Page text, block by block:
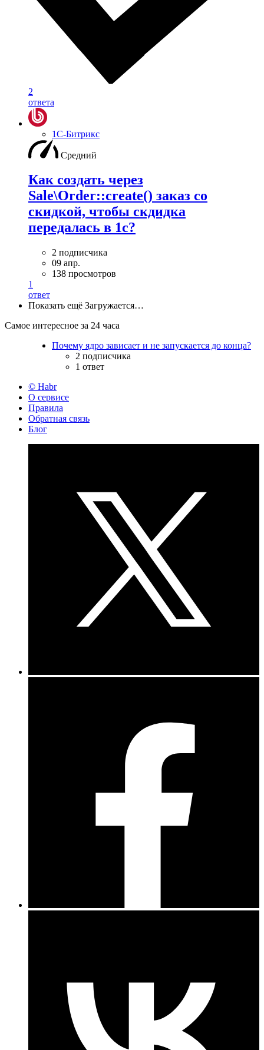
2
ответа
1С-Битрикс
Средний
Как создать через
Sale\Order::create() заказ со
скидкой, чтобы скдидка
передалась в 1с?
2 подписчика
09 апр.
138 просмотров
1
ответ
Показать ещё Загружается…
Самое интересное за 24 часа
Почему ядро зависает и не запускается до конца?
2 подписчика
1 ответ
© Habr
О сервисе
Правила
Обратная связь
Блог